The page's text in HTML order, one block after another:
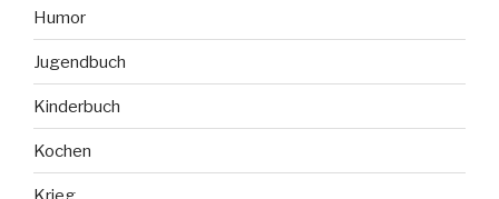
Humor
Jugendbuch
Kinderbuch
Kochen